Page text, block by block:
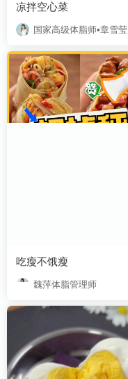
凉拌空心菜
国家高级体脂师•章雪莹
吃瘦不饿瘦
魏萍体脂管理师